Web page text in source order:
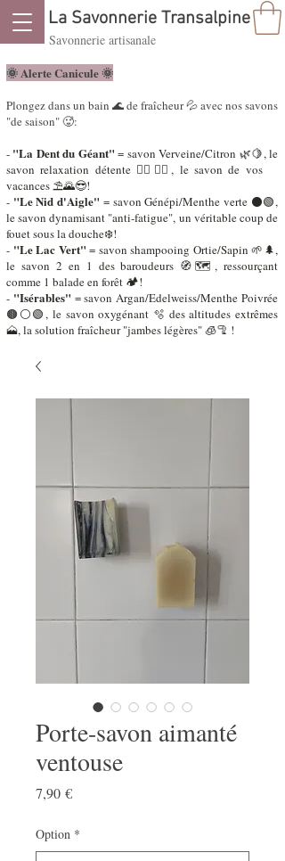
Savonnerie artisanale
La Savonnerie Transalpine
🌞 Alerte Canicule ​🌞
Plongez dans un bain 🌊 de fraîcheur 💦 avec nos savons
"de saison" 🥵:
- "La Dent du Géant" = savon Verveine/Citron 🌿🍋, le
savon relaxation détente 🧘‍♂️🧘‍♀️, le savon de vos
vacances ⛱️🌄😎!
- "Le Nid d'Aigle" = savon Génépi/Menthe verte ⚫🟢,
le savon dynamisant "anti-fatigue", un véritable coup de
fouet sous la douche❄️!
- "Le Lac Vert" = savon shampooing Ortie/Sapin 🌱🌲,
le savon 2 en 1 des baroudeurs 🧭🗺️, ressourçant
comme 1 balade en forêt 🏕️!
- "Isérables" = savon Argan/Edelweiss/Menthe Poivrée
🟤⚪🟢, le savon oxygénant 🫧 des altitudes extrêmes
🗻, la solution fraîcheur "jambes légères" 🧊🦿 !
Porte-savon aimanté
ventouse
7,90 €Prix
Option *